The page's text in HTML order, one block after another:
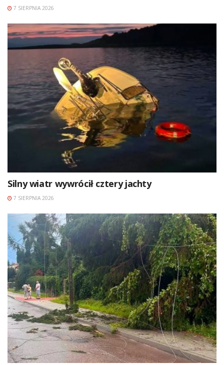
7 SIERPNIA 2026
Silny wiatr wywrócił cztery jachty
7 SIERPNIA 2026